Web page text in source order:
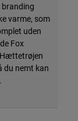
branding
varme, som
uden
Fox
du nemt kan